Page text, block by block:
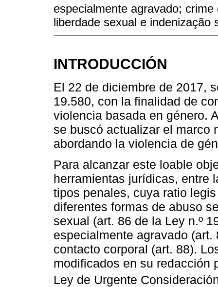
especialmente agravado;
liberdade sexual e indenização
INTRODUCCIÓN
El 22 de diciembre de 2017,
19.580, con la finalidad de
violencia basada en género.
se buscó actualizar el marco
abordando la violencia de
Para alcanzar este loable
herramientas jurídicas, entre
tipos penales, cuya ratio
diferentes formas de abuso
sexual (art. 86 de la Ley n.º
especialmente agravado
contacto corporal (art. 88).
modificados en su redacción
Ley de Urgente